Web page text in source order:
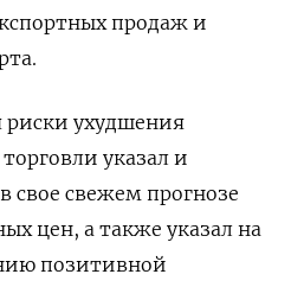
продаж и
риски ухудшения
указал и
свое свежем прогнозе
цен, а также указал на
позитивной